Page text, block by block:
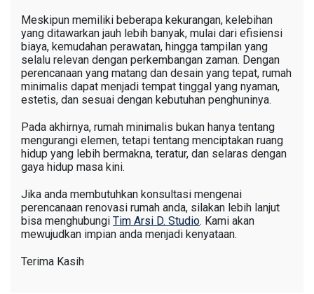
Meskipun memiliki beberapa kekurangan, kelebihan
yang ditawarkan jauh lebih banyak, mulai dari efisiensi
biaya, kemudahan perawatan, hingga tampilan yang
selalu relevan dengan perkembangan zaman. Dengan
perencanaan yang matang dan desain yang tepat, rumah
minimalis dapat menjadi tempat tinggal yang nyaman,
estetis, dan sesuai dengan kebutuhan penghuninya.
Pada akhirnya, rumah minimalis bukan hanya tentang
mengurangi elemen, tetapi tentang menciptakan ruang
hidup yang lebih bermakna, teratur, dan selaras dengan
gaya hidup masa kini.
Jika anda membutuhkan konsultasi mengenai
perencanaan renovasi rumah anda, silakan lebih lanjut
bisa menghubungi Tim Arsi D. Studio. Kami akan
mewujudkan impian anda menjadi kenyataan.
Terima Kasih